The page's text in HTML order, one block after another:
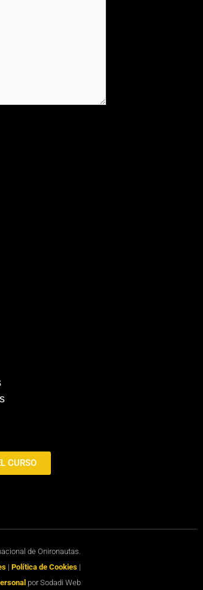
CURSO
de Onironautas.
| Política de Cookies|
por Sodadi Web